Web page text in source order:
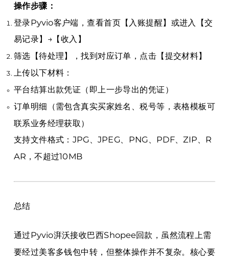
操作步骤：
登录Pyvio客户端，查看首页【入账提醒】或进入【交
易记录】→【收入】
筛选【待处理】，找到对应订单，点击【提交材料】
上传以下材料：
平台结算出款凭证（即上一步导出的凭证）
订单明细（需包含真实买家姓名、税号等，表格模板可
联系业务经理获取）
支持文件格式：JPG、JPEG、PNG、PDF、ZIP、R
AR，不超过10MB
总结
通过Pyvio湃沃接收巴西Shopee回款，虽然流程上需
要经过美客多钱包中转，但整体操作并不复杂。核心要